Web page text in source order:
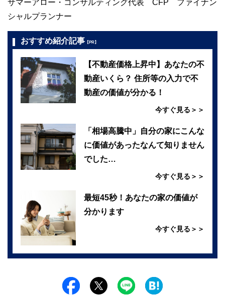
サマーアロー・コンサルティング代表 CFP ファイナン
シャルプランナー
おすすめ紹介記事 【PR】
【不動産価格上昇中】あなたの不
動産いくら？ 住所等の入力で不
動産の価値が分かる！
今すぐ見る＞＞
「相場高騰中」自分の家にこんな
に価値があったなんて知りません
でした…
今すぐ見る＞＞
最短45秒！あなたの家の価値が
分かります
今すぐ見る＞＞